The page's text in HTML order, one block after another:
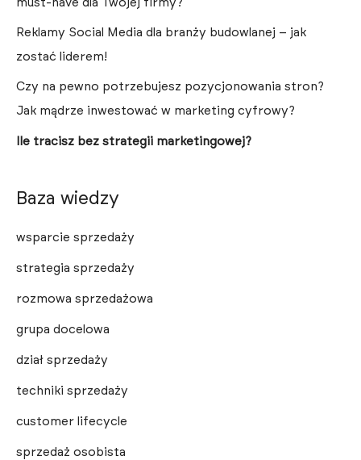
must-have dla Twojej firmy?
Reklamy Social Media dla branży budowlanej – jak
zostać liderem!
Czy na pewno potrzebujesz pozycjonowania stron?
Jak mądrze inwestować w marketing cyfrowy?
Ile tracisz bez strategii marketingowej?
Baza wiedzy
wsparcie sprzedaży
strategia sprzedaży
rozmowa sprzedażowa
grupa docelowa
dział sprzedaży
techniki sprzedaży
customer lifecycle
sprzedaż osobista